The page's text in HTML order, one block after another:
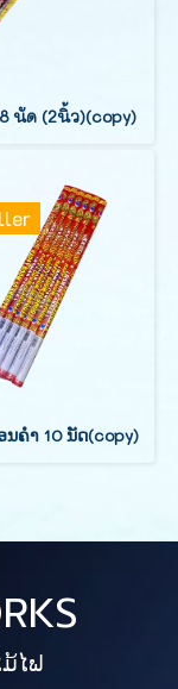
นัด (2นิ้ว)(copy)
ຄຳ 10 ນັດ(copy)
ໄຟ